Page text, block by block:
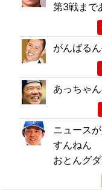
第3戦まで
がんばる
あっちゃ
ニュース
すんねん
おとんグ